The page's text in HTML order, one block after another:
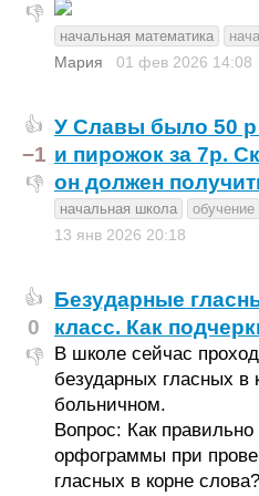
👎
начальная математика
Мария 01 фев 2026 14:08
👍
−1
👎
У Славы было 50 р
и пирожок за 7р.
он должен
начальная школа обучение
13 янв 2026 20:18
👍
0
👎
Безударные
класс. Как
В школе сейчас
безударных гласных в
больничном.
Вопрос: Как правильно
орфограммы при
гласных в корне